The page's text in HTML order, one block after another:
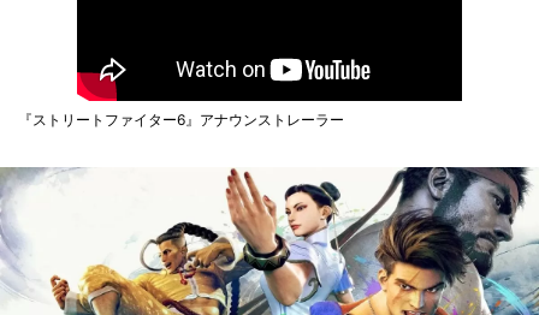
『ストリートファイター6』アナウンストレーラー